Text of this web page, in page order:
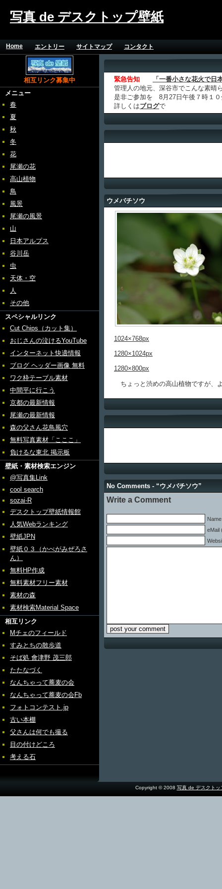
写真 de デスクトップ壁紙
Home エントリー サイトマップ コンタクト
相互リンク募集中
メニュー
春
夏
秋
冬
花
尾瀬の花
高山植物
鳥
風景
尾瀬の風景
山
日本アルプス
谷川岳
虫
天体・空
人
その他
スペシャルリンク
Cut Chips（カット集）
おじさんの泣けるYouTube
インターネット快適情報
ブログ ヘッダー画像 無料
ワク枠テーブル素材
中間平に行こう
京都の最新情報
尾瀬の最新情報
森の父さん花鳥風穴
無料写真素材「こここ」
負けるな東北 掲示板
壁紙・素材検索エンジン
@写真集Link
cool search
sozai-R
デスクトップ壁紙情報館
人気Webランキング
壁紙JPN
壁紙０３（かべがみぜろさ
ん）
無料HP作成
無料素材フリー素材
素材の森
素材検索Material Space
相互リンク
Mチェのフィールド
すみとちの散歩道
そば処 會津野 茂三郎
たたなづく
なんちゃって蕎麦の会
なんちゃって蕎麦の会Fb
フォトコンテスト.jp
古い本棚
父さんは何でも撮る
目の付けどころ
考える石
緊急告知
「一番小さな花火で日
管理人の地元、深谷市でこんな素晴
是非ご参加を 8月27日午後７時１０
詳しくはブログで
ウメバチソウ
1024×768px
1280×1024px
1280×800px
ちょっと渋めの高山植物ですが、
No Comments - “ウメバチソウ”
Write a Comment
eMail
Copyright © 2008 写真 de デスクトッ